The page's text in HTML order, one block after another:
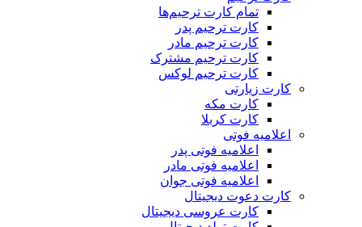
تمام کارت ترحیم‌ها
کارت ترحیم پدر
کارت ترحیم مادر
کارت ترحیم مشترک
کارت ترحیم لوکس
کارت زیارتی
کارت مکه
کارت کربلا
اعلامیه فوتی
اعلامیه فوتی پدر
اعلامیه فوتی مادر
اعلامیه فوتی جوان
کارت دعوت دیجیتال
کارت عروسی دیجیتال